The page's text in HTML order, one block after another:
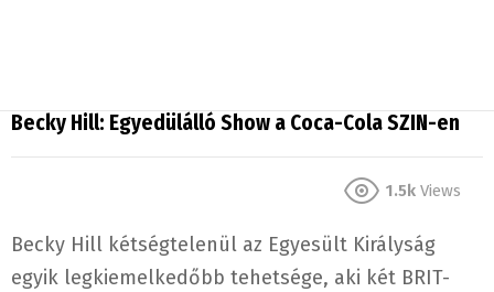
Becky Hill: Egyedülálló Show a Coca-Cola SZIN-en
1.5k Views
Becky Hill kétségtelenül az Egyesült Királyság
egyik legkiemelkedőbb tehetsége, aki két BRIT-